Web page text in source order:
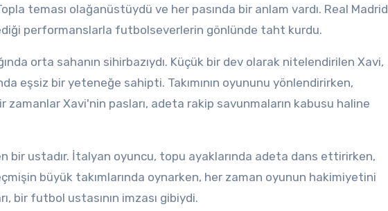
teması olağanüstüydü ve her pasında bir anlam vardı. Real Madrid
performanslarla futbolseverlerin gönlünde taht kurdu.
orta sahanın sihirbazıydı. Küçük bir dev olarak nitelendirilen Xavi,
eşsiz bir yeteneğe sahipti. Takımının oyununu yönlendirirken,
zamanlar Xavi'nin pasları, adeta rakip savunmaların kabusu haline
bir ustadır. İtalyan oyuncu, topu ayaklarında adeta dans ettirirken,
büyük takımlarında oynarken, her zaman oyunun hakimiyetini
bir futbol ustasının imzası gibiydi.